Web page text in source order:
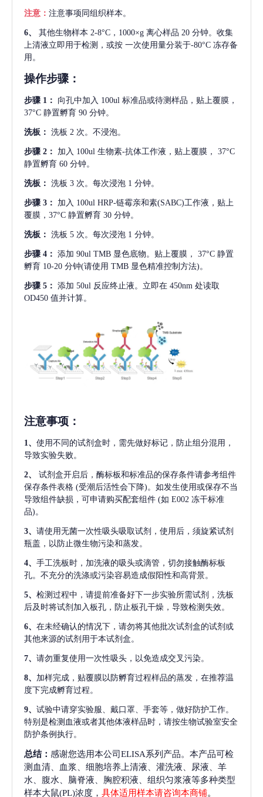
注意： 注意事项同组织样本。
6、 其他生物样本 2-8°C，1000×g 离心样品 20 分钟。收集
上清液立即用于检测，或按 一次使用量分装于-80°C 冻存备
用。
操作步骤：
步骤 1： 向孔中加入 100ul 标准品或待测样品，贴上覆膜，
37°C 静置孵育 90 分钟。
洗板： 洗板 2 次。不浸泡。
步骤 2： 加入 100ul 生物素-抗体工作液，贴上覆膜， 37°C
静置孵育 60 分钟。
洗板： 洗板 3 次。每次浸泡 1 分钟。
步骤 3： 加入 100ul HRP-链霉亲和素(SABC)工作液，贴上
覆膜，37°C 静置孵育 30 分钟。
洗板： 洗板 5 次。每次浸泡 1 分钟。
步骤 4： 添加 90ul TMB 显色底物。贴上覆膜， 37°C 静置
孵育 10-20 分钟(请使用 TMB 显色精准控制方法)。
步骤 5： 添加 50ul 反应终止液。立即在 450nm 处读取
OD450 值并计算。
注意事项 ：
1、 使用不同的试剂盒时，需先做好标记，防止组分混用，
导致实验失败。
2、
试剂盒开启后，酶标板和标准品的保存条件请参考组件
保存条件表格 (受潮后活性会下降)。如发生使用或保存不当
导致组件缺损，可申请购买配套组件 (如 E002 冻干标准
品)。
3、 请使用无菌一次性吸头吸取试剂，使用后，须旋紧试剂
瓶盖，以防止微生物污染和蒸发。
4、 手工洗板时，加洗液的吸头或滴管，切勿接触酶标板
孔。不充分的洗涤或污染容易造成假阳性和高背景。
5、 检测过程中，请提前准备好下一步实验所需试剂，洗板
后及时将试剂加入板孔，防止板孔干燥，导致检测失效。
6、 在未经确认的情况下，请勿将其他批次试剂盒的试剂或
其他来源的试剂用于本试剂盒。
7、 请勿重复使用一次性吸头，以免造成交叉污染。
8、 加样完成，贴覆膜以防孵育过程样品的蒸发，在推荐温
度下完成孵育过程。
9、 试验中请穿实验服、戴口罩、手套等，做好防护工作。
特别是检测血液或者其他体液样品时，请按生物试验室安全
防护条例执行。
总结： 感谢您选用本公司ELISA系列产品。本产品可检
测血清、血浆、细胞培养上清液、灌洗液、尿液、羊
水、腹水、脑脊液、胸腔积液、组织匀浆液等多种类型
样本大鼠(PL)浓度， 具体适用样本请咨询本商铺。